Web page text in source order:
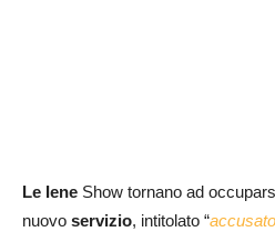
Le Iene Show tornano ad
nuovo servizio, intitolato “